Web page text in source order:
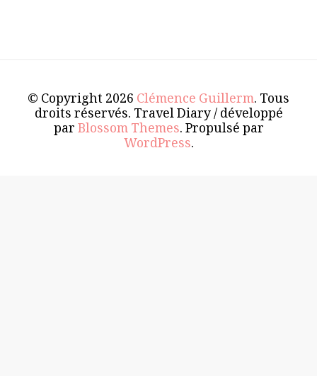
© Copyright 2026 Clémence Guillerm. Tous
droits réservés. Travel Diary / développé
parBlossom Themes. Propulsé par
WordPress.